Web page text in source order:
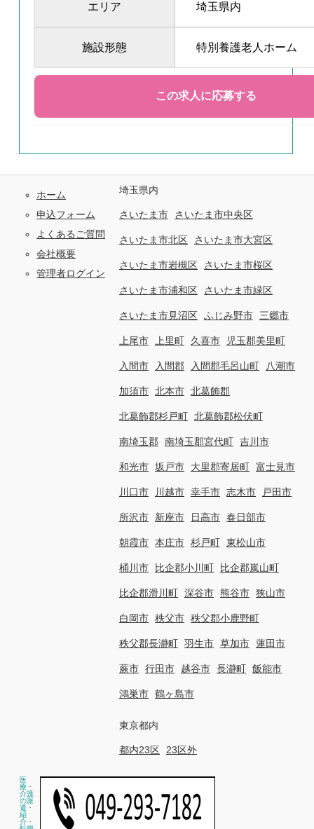
エリア 埼玉県内
施設形態 特別養護老人ホーム
ホーム
申込フォーム
よくあるご質問
会社概要
管理者ログイン
埼玉県内
さいたま市 さいたま市中央区
さいたま市北区 さいたま市大宮区
さいたま市岩槻区 さいたま市桜区
さいたま市浦和区 さいたま市緑区
さいたま市見沼区 ふじみ野市 三郷市
上尾市 上里町 久喜市 児玉郡美里町
入間市 入間郡 入間郡毛呂山町 八潮市
加須市 北本市 北葛飾郡
北葛飾郡杉戸町 北葛飾郡松伏町
南埼玉郡 南埼玉郡宮代町 吉川市
和光市 坂戸市 大里郡寄居町 富士見市
川口市 川越市 幸手市 志木市 戸田市
所沢市 新座市 日高市 春日部市
朝霞市 本庄市 杉戸町 東松山市
桶川市 比企郡小川町 比企郡嵐山町
比企郡滑川町 深谷市 熊谷市 狭山市
白岡市 秩父市 秩父郡小鹿野町
秩父郡長瀞町 羽生市 草加市 蓮田市
蕨市 行田市 越谷市 長瀞町 飯能市
鴻巣市 鶴ヶ島市
東京都内
都内23区 23区外
医
療・
介護
の派
遣・
紹
介・